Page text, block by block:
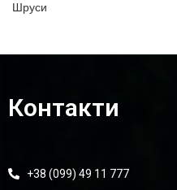
Шруси
Контакти
+38 (099) 49 11 777